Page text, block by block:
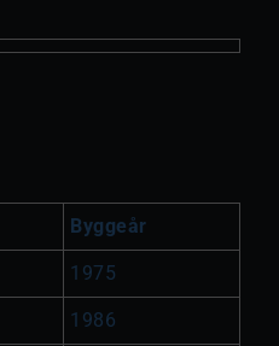
Byggeår
1975
1986